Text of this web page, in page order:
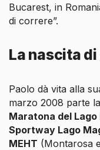
Bucarest, in
di correre”.
La nascita
Paolo dà vita alla
marzo 2008 parte
Maratona del
Sportway Lago
MEHT (Montarosa